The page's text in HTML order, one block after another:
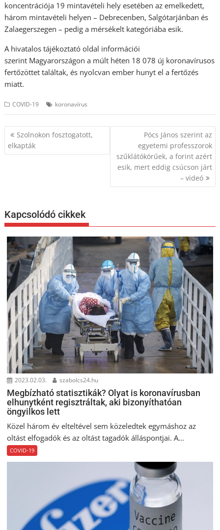
koncentrációja 19 mintavételi hely esetében az emelkedett,
három mintavételi helyen – Debrecenben, Salgótarjánban és
Zalaegerszegen – pedig a mérsékelt kategóriába esik.
A hivatalos tájékoztató oldal információi
szerint Magyarországon a múlt héten 18 078 új koronavírusos
fertőzöttet találtak, és nyolcvan ember hunyt el a fertőzés
miatt.
COVID-19 koronavírus
Bejegyzés
navigáció
Szolnokon fosztogatott,
elkapták
Pócs János szerint az
egyetemi professzorok
szűklátókörűek, a forint azért
esik, mert eddig csúcson járt
– videó
Kapcsolódó cikkek
2023.02.03. szabolcs24.hu
Megbízható statisztikák? Olyat is koronavírusban
elhunytként regisztráltak, aki bizonyíthatóan
öngyilkos lett
Közel három év elteltével sem közeledtek egymáshoz az
oltást elfogadók és az oltást tagadók álláspontjai. A...
COVID-19